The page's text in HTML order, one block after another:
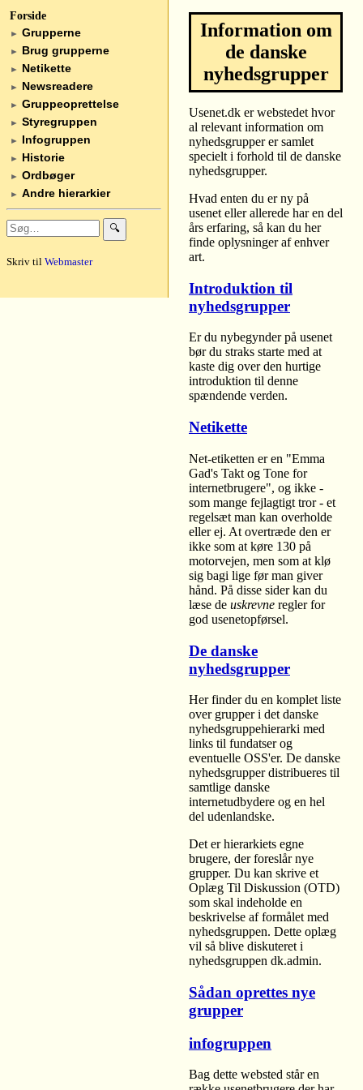
Forside
► Grupperne
► Brug grupperne
► Netikette
► Newsreadere
► Gruppeoprettelse
► Styregruppen
► Infogruppen
► Historie
► Ordbøger
► Andre hierarkier
🔍
Skriv til Webmaster
Information om
de danske
nyhedsgrupper
Usenet.dk er webstedet hvor
al relevant information om
nyhedsgrupper er samlet
specielt i forhold til de danske
nyhedsgrupper.
Hvad enten du er ny på
usenet eller allerede har en del
års erfaring, så kan du her
finde oplysninger af enhver
art.
Introduktion til
nyhedsgrupper
Er du nybegynder på usenet
bør du straks starte med at
kaste dig over den hurtige
introduktion til denne
spændende verden.
Netikette
Net-etiketten er en "Emma
Gad's Takt og Tone for
internetbrugere", og ikke -
som mange fejlagtigt tror - et
regelsæt man kan overholde
eller ej. At overtræde den er
ikke som at køre 130 på
motorvejen, men som at klø
sig bagi lige før man giver
hånd. På disse sider kan du
læse de uskrevne regler for
god usenetopførsel.
De danske
nyhedsgrupper
Her finder du en komplet liste
over grupper i det danske
nyhedsgruppehierarki med
links til fundatser og
eventuelle OSS'er. De danske
nyhedsgrupper distribueres til
samtlige danske
internetudbydere og en hel
del udenlandske.
Det er hierarkiets egne
brugere, der foreslår nye
grupper. Du kan skrive et
Oplæg Til Diskussion (OTD)
som skal indeholde en
beskrivelse af formålet med
nyhedsgruppen. Dette oplæg
vil så blive diskuteret i
nyhedsgruppen dk.admin.
Sådan oprettes nye
grupper
infogruppen
Bag dette websted står en